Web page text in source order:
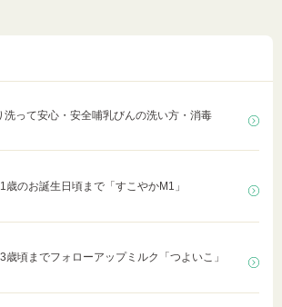
洗って安心・安全哺乳びんの洗い方・消毒
歳のお誕生日頃まで「すこやかM1」
歳頃までフォローアップミルク「つよいこ」